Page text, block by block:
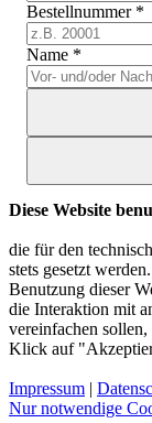
Bestellnummer *
Name *
Diese Website
die für den
stets gesetzt
Benutzung dieser
die Interaktion mit
vereinfachen
Klick auf
Impressum |
Nur notwendige